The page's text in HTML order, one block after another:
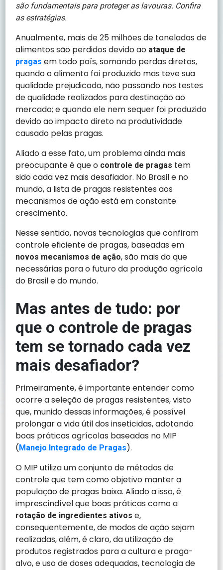
são fundamentais para proteger as lavouras. Confira
as estratégias.
Anualmente, mais de 25 milhões de toneladas de
alimentos são perdidos devido ao ataque de
pragas em todo país, somando perdas diretas,
quando o alimento foi produzido mas teve sua
qualidade prejudicada, não passando nos testes
de qualidade realizados para destinação ao
mercado; e quando ele nem sequer foi produzido
devido ao impacto direto na produtividade
causado pelas pragas.
Aliado a esse fato, um problema ainda mais
preocupante é que o controle de pragas tem
sido cada vez mais desafiador. No Brasil e no
mundo, a lista de pragas resistentes aos
mecanismos de ação está em constante
crescimento.
Nesse sentido, novas tecnologias que confiram
controle eficiente de pragas, baseadas em
novos mecanismos de ação, são mais do que
necessárias para o futuro da produção agrícola
do Brasil e do mundo.
Mas antes de tudo: por
que o controle de pragas
tem se tornado cada vez
mais desafiador?
Primeiramente, é importante entender como
ocorre a seleção de pragas resistentes, visto
que, munido dessas informações, é possível
prolongar a vida útil dos inseticidas, adotando
boas práticas agrícolas baseadas no MIP
(Manejo Integrado de Pragas).
O MIP utiliza um conjunto de métodos de
controle que tem como objetivo manter a
população de pragas baixa. Aliado a isso, é
imprescindível que boas práticas como a
rotação de ingredientes ativos e,
consequentemente, de modos de ação sejam
realizadas, além, é claro, da utilização de
produtos registrados para a cultura e praga-
alvo, e uso de doses adequadas, tecnologia de